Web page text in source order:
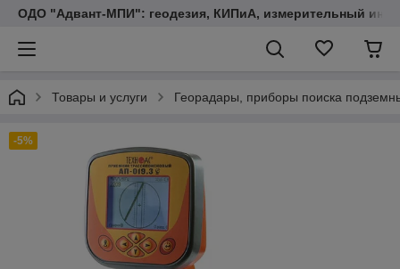
ОДО "Адвант-МПИ": геодезия, КИПиА, измерительный
Товары и услуги Георадары, приборы поиска
-5%